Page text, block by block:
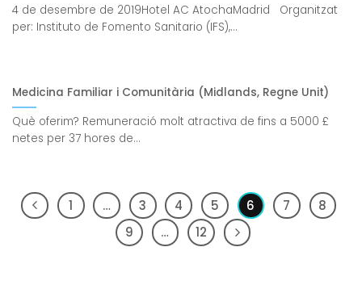
4 de desembre de 2019Hotel AC AtochaMadrid Organitzat
per: Instituto de Fomento Sanitario (IFS),...
Medicina Familiar i Comunitària (Midlands, Regne Unit)
Què oferim? Remuneració molt atractiva de fins a 5000 £
netes per 37 hores de...
1 … 3 4 5 6 7
8
9
… 12